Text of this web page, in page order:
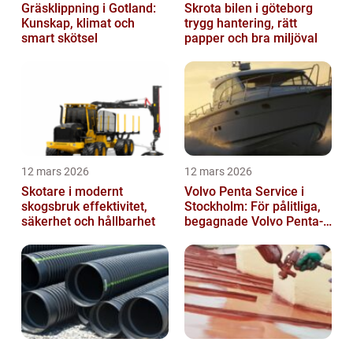
Gräsklippning i Gotland:
Kunskap, klimat och
smart skötsel
Skrota bilen i göteborg
trygg hantering, rätt
papper och bra miljöval
12 mars 2026
Skotare i modernt
skogsbruk effektivitet,
säkerhet och hållbarhet
12 mars 2026
Volvo Penta Service i
Stockholm: För pålitliga,
begagnade Volvo Penta-